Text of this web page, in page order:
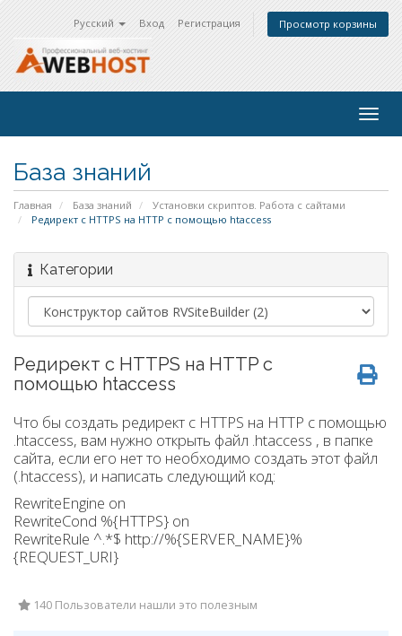
Русский Вход Регистрация Просмотр корзины
База знаний
Главная База знаний
Установки скриптов. Работа с сайтами
Редирект с HTTPS на HTTP с помощью htaccess
Категории
Редирект с HTTPS на HTTP с
помощью htaccess
Что бы создать редирект с HTTPS на HTTP с помощью
.htaccess, вам нужно открыть файл .htaccess , в папке
сайта, если его нет то необходимо создать этот файл
(.htaccess), и написать следующий код:
RewriteEngine on
RewriteCond %{HTTPS} on
RewriteRule ^.*$ http://%{SERVER_NAME}%
{REQUEST_URI}
140 Пользователи нашли это полезным